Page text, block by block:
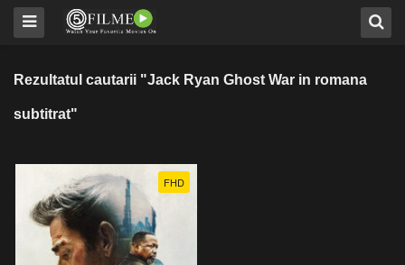
Rezultatul cautarii "Jack Ryan Ghost War in romana
subtitrat"
FHD